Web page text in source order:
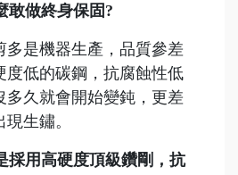
敢做終身保固?
多是機器生產，品質參差
度低的碳鋼，抗腐蝕性低
多久就會開始變鈍，更差
生鏽。
採用高硬度頂級鑽剛，抗